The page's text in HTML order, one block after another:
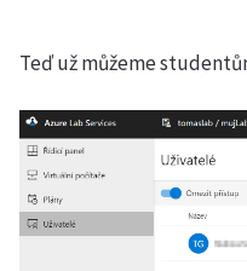
Teď už můžeme